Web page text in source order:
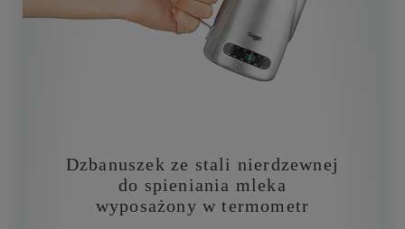
Dzbanuszek ze stali nierdzewnej
do spieniania mleka
wyposażony w termometr